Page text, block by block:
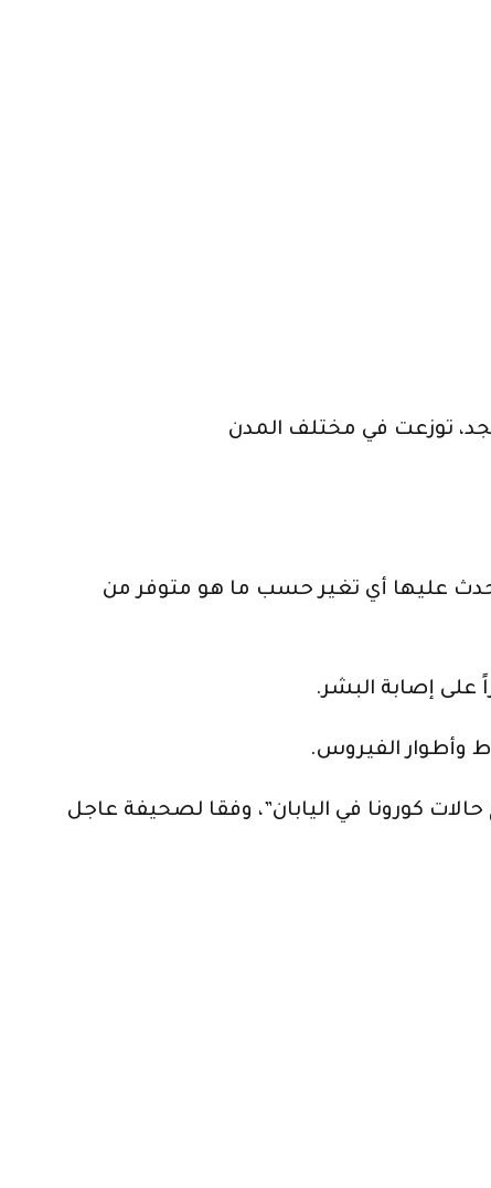
توزعت في مختلف المدن
عليها أي تغير حسب ما هو متوفر من
على إصابة البشر.
وأطوار الفيروس.
كورونا في اليابان”، وفقا لصحيفة عاجل